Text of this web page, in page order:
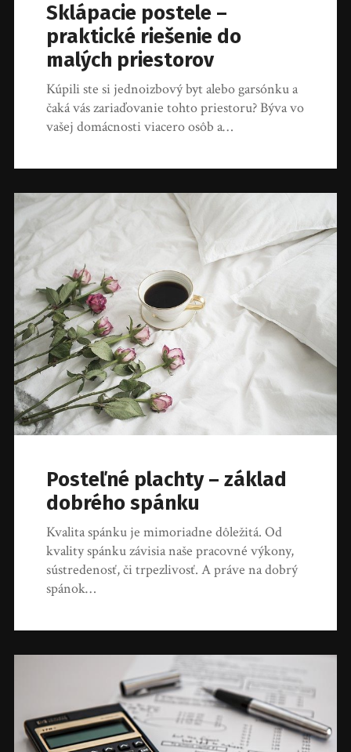
Sklápacie postele –
praktické riešenie do
malých priestorov
Kúpili ste si jednoizbový byt alebo garsónku a
čaká vás zariaďovanie tohto priestoru? Býva vo
vašej domácnosti viacero osôb a…
Posteľné plachty – základ
dobrého spánku
Kvalita spánku je mimoriadne dôležitá. Od
kvality spánku závisia naše pracovné výkony,
sústredenosť, či trpezlivosť. A práve na dobrý
spánok…